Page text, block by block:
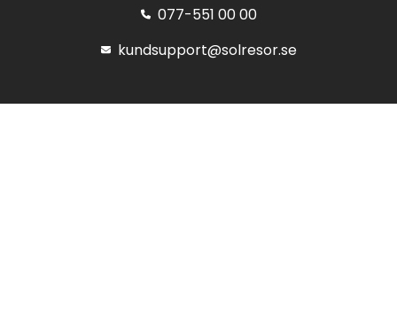
077-551 00 00
kundsupport@solresor.se